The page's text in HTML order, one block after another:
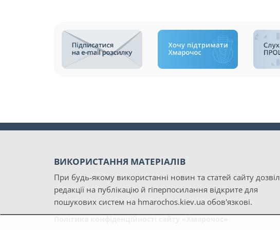
ВИКОРИСТАННЯ МАТЕРІАЛІВ
При будь-якому використанні новин та статей сайту дозвіл
редакції на публікацію й гіперпосилання відкрите для
пошукових систем на hmarochos.kiev.ua обов'язкові.